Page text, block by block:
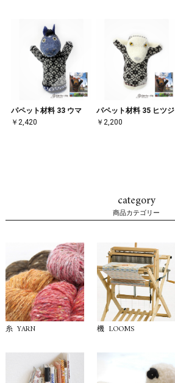
パペット材料 33 ウマ
￥2,420
パペット材料 35 ヒツジ
￥2,200
category
商品カテゴリー
糸 YARN 機 LOOMS